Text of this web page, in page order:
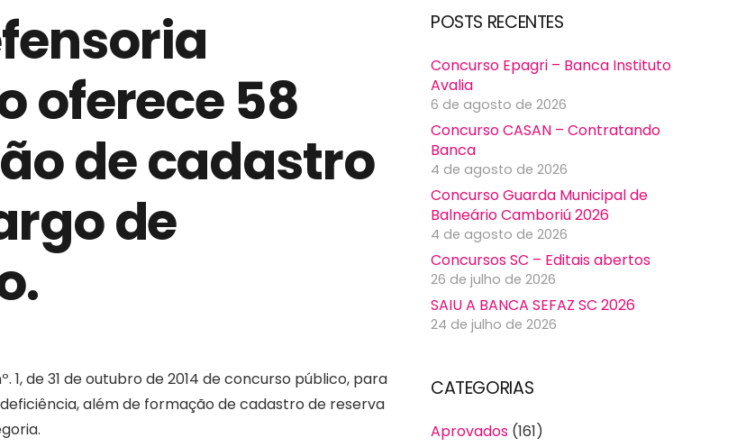
oferece 58
de cadastro
de
1, de 31 de outubro de 2014 de concurso público, para
além de formação de cadastro de reserva
POSTS RECENTES
Concurso Epagri – Banca Instituto
Avalia
6 de agosto de 2026
Concurso CASAN – Contratando
Banca
4 de agosto de 2026
Concurso Guarda Municipal de
Balneário Camboriú 2026
4 de agosto de 2026
Concursos SC – Editais abertos
26 de julho de 2026
SAIU A BANCA SEFAZ SC 2026
24 de julho de 2026
CATEGORIAS
Aprovados (161)